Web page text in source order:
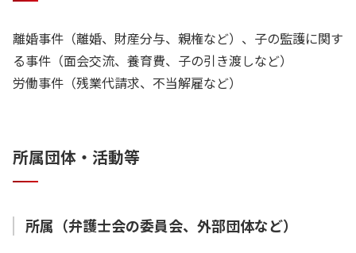
離婚事件（離婚、財産分与、親権など）、子の監護に関す
る事件（面会交流、養育費、子の引き渡しなど）
労働事件（残業代請求、不当解雇など）
所属団体・活動等
所属（弁護士会の委員会、外部団体など）